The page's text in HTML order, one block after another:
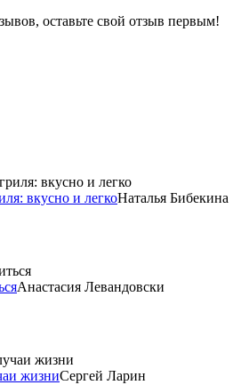
оставьте свой отзыв первым!
вкусно и легкоНаталья Бибекина
Анастасия Левандовски
жизниСергей Ларин